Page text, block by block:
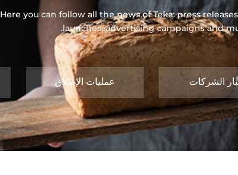
Here you can follow all the news of Teka: press
launches, advertising campaigns and
الشركات عمليات الإطلاق